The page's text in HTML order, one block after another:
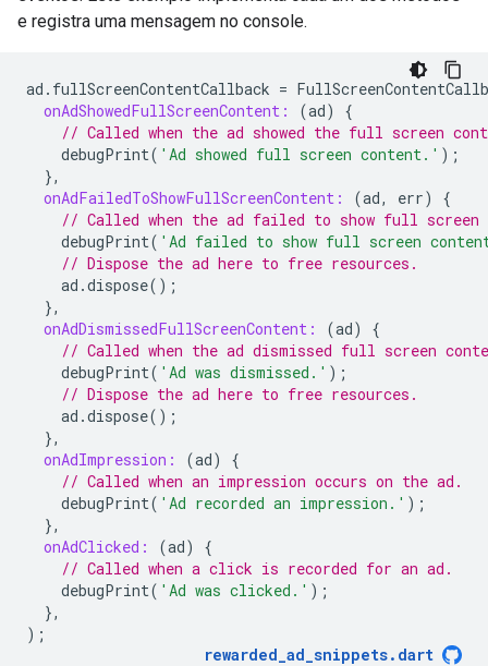
e registra uma mensagem no console.
ad . fullScreenContentCallback =
onAdShowedFullScreenContent:
(ad)
{
// Called when the ad showed the full screen
debugPrint( 'Ad showed full screen content.' );
},
onAdFailedToShowFullScreenContent:
(ad, err)
{
// Called when the ad failed to show full screen
debugPrint( 'Ad failed to show full screen
// Dispose the ad here to free resources.
ad .dispose();
},
onAdDismissedFullScreenContent:
(ad)
{
// Called when the ad dismissed full screen
debugPrint( 'Ad was dismissed.' );
// Dispose the ad here to free resources.
ad .dispose();
},
onAdImpression:
(ad)
{
// Called when an impression occurs on the ad.
debugPrint( 'Ad recorded an impression.' );
},
onAdClicked:
(ad)
{
// Called when a click is recorded for an ad.
debugPrint( 'Ad was clicked.' );
},
);
rewarded_ad_snippets. dart